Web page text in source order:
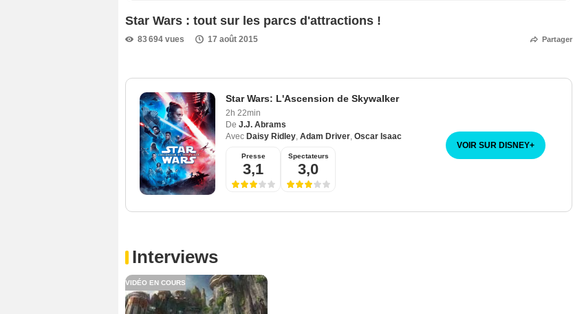
Star Wars : tout sur les parcs d'attractions !
83 694 vues 17 août 2015 Partager
Star Wars: L'Ascension de Skywalker
2h 22min
De J.J. Abrams
Avec Daisy Ridley, Adam Driver, Oscar Isaac
Presse
3,1
Spectateurs
3,0
VOIR SUR DISNEY+
Interviews
VIDÉO EN COURS